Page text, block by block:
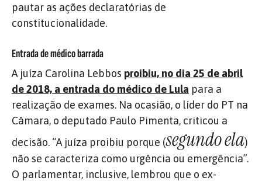
pautar as ações declaratórias de
constitucionalidade.
Entrada de médico barrada
A juíza Carolina Lebbos proibiu, no dia 25 de abril
de 2018, a entrada do médico de Lula para a
realização de exames. Na ocasião, o líder do PT na
Câmara, o deputado Paulo Pimenta, criticou a
decisão. “A juíza proibiu porque (segundo ela)
não se caracteriza como urgência ou emergência”.
O parlamentar, inclusive, lembrou que o ex-